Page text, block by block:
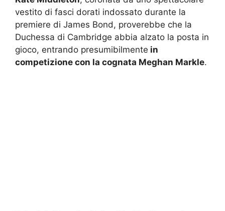
vestito di fasci dorati indossato durante la
premiere di James Bond, proverebbe che la
Duchessa di Cambridge abbia alzato la posta in
gioco, entrando presumibilmente in
competizione con la cognata Meghan Markle.